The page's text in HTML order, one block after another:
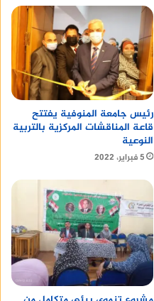
رئيس جامعة المنوفية يفتتح
قاعة المناقشات المركزية بالتربية
النوعية
5 فبراير، 2022